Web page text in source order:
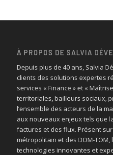
À PROPOS DE SALVIA
Depuis plus de 40 ans, Salvia
clients des solutions expertes
services « Finance » et «
territoriales, bailleurs sociaux,
l’ensemble des acteurs de la
aux nouveaux enjeux tels que
factures et des flux. Présent
métropolitain et des DOM-TOM,
technologies innovantes et